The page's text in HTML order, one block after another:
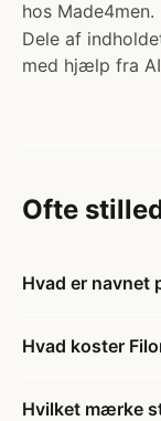
hos Made4men.
Dele af
med hjælp fra
Ofte
Hvad er navnet
Hvad koster
Hvilket mærke